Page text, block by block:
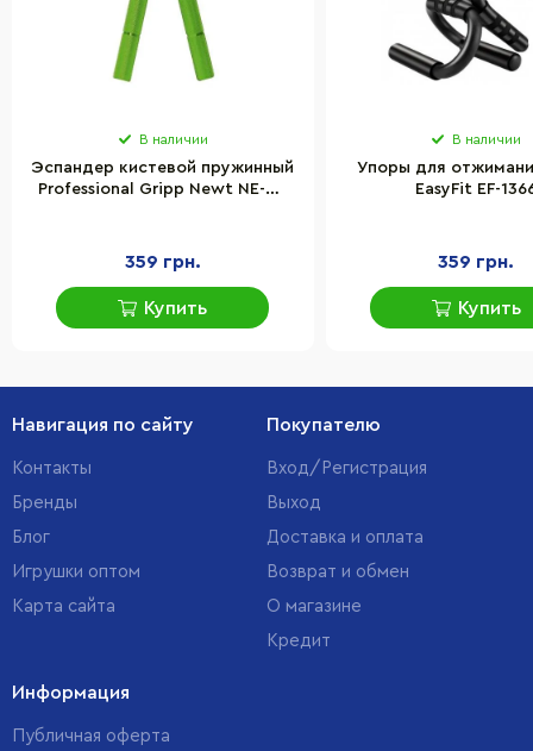
В наличии
Эспандер кистевой пружинный
Professional Gripp Newt NE-W-
359 грн.
Купить
В наличии
Упоры для
EasyFit EF-
359 грн.
Купить
Навигация по сайту
Контакты
Бренды
Блог
Игрушки оптом
Карта сайта
Покупателю
Вход/Регистрация
Выход
Доставка и оплата
Возврат и обмен
О магазине
Кредит
Информация
Публичная оферта